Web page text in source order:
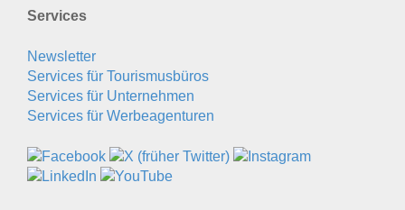
Services
Newsletter
Services für Tourismusbüros
Services für Unternehmen
Services für Werbeagenturen